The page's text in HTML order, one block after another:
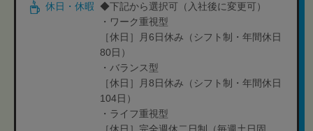
休日・休暇
◆下記から選択可（入社後に変更可）
・ワーク重視型
［休日］月6日休み（シフト制・年間休日
80日）
・バランス型
［休日］月8日休み（シフト制・年間休日
104日）
・ライフ重視型